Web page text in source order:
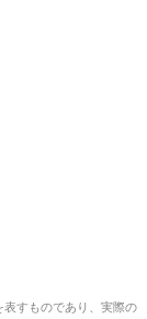
すものであり、実際の